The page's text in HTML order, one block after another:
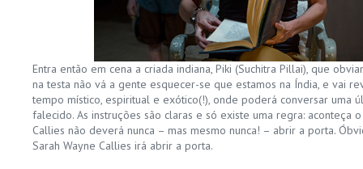
Entra então em cena a criada indiana, Piki (Suchitra Pillai), que
na testa não vá a gente esquecer-se que estamos na Índia, e vai
tempo místico, espiritual e exótico(!), onde poderá conversar uma
falecido. As instruções são claras e só existe uma regra: aconteça
Callies não deverá nunca – mas mesmo nunca! – abrir a porta.
Sarah Wayne Callies irá abrir a porta.